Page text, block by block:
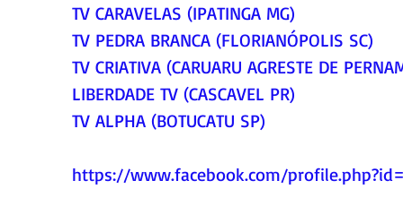
TV CARAVELAS (IPATINGA MG)
TV PEDRA BRANCA (FLORIANÓPOLIS SC)
TV CRIATIVA (CARUARU AGRESTE DE
LIBERDADE TV (CASCAVEL PR)
TV ALPHA (BOTUCATU SP)
https://www.facebook.com/